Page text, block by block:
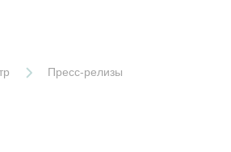
Пресс-релизы